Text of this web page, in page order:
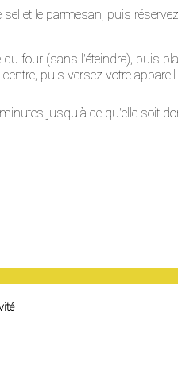
sel et le parmesan, puis
du four (sans l'éteindre), puis
puis versez votre
jusqu'à ce qu'elle soit